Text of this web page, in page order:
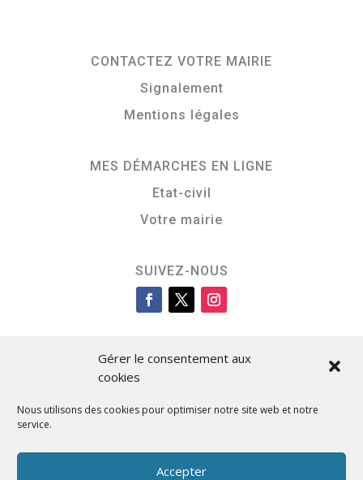
Gérer le consentement aux
cookies
Nous utilisons des cookies pour optimiser notre site web et notre
service.
Accepter
CONTACTEZ VOTRE MAIRIE
Signalement
Mentions légales
MES DÉMARCHES EN LIGNE
Etat-civil
Votre mairie
SUIVEZ-NOUS
Cità di L’Isula